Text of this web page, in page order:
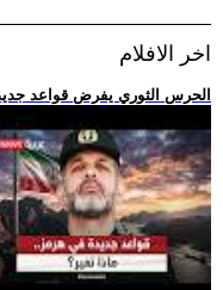
اخر الافلام
.. الحرس الثوري يفرض قواعد